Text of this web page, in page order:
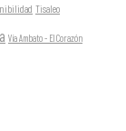
Tisaleo
Vía Ambato - El Corazón